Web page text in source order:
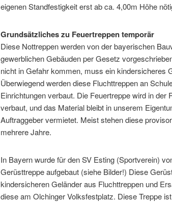
eigenen Standfestigkeit erst ab ca. 4,00m Höhe
Grundsätzliches zu Feuertreppen temporär
Diese Nottreppen werden von der bayerischen
gewerblichen Gebäuden per Gesetz
nicht in Gefahr kommen, muss ein kindersicheres
Überwiegend werden diese Fluchttreppen an
Einrichtungen verbaut. Die Feuertreppe wird in der
verbaut, und das Material bleibt in unserem
Auftraggeber vermietet. Meist stehen diese
mehrere Jahre.
In Bayern wurde für den SV Esting (Sportverein)
Gerüsttreppe aufgebaut (siehe Bilder!) Diese
kindersicheren Geländer aus Fluchttreppen und
diese am Olchinger Volksfestplatz. Diese Treppe